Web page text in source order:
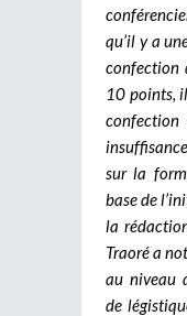
qu’il y a
confection
10 points,
sur la
base de
la
Traoré a
au niveau
de